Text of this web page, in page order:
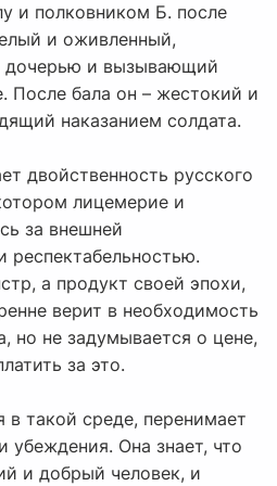
и полковником Б. после
и оживленный,
дочерью и вызывающий
После бала он – жестокий и
наказанием солдата.
двойственность русского
лицемерие и
за внешней
респектабельностью.
а продукт своей эпохи,
верит в необходимость
но не задумывается о цене,
за это.
в такой среде, перенимает
убеждения. Она знает, что
и добрый человек, и